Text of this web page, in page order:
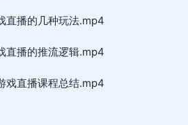
直播的几种玩法.mp4
直播的推流逻辑.mp4
戏直播课程总结.mp4